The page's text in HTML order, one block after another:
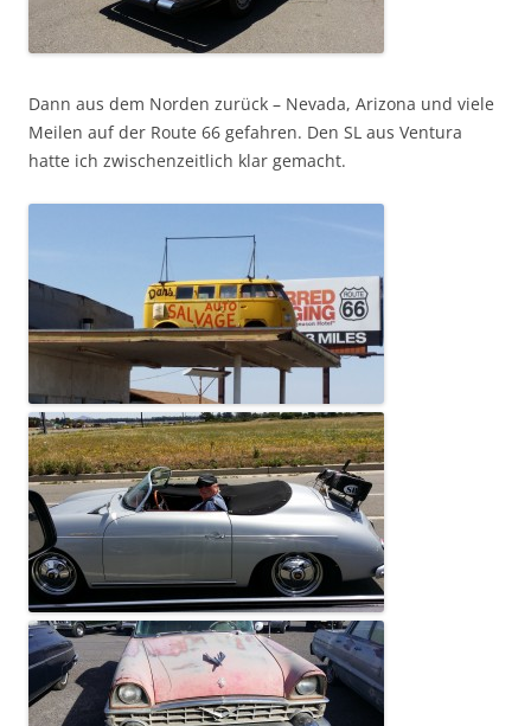
Dann aus dem Norden zurück – Nevada, Arizona und viele
Meilen auf der Route 66 gefahren. Den SL aus Ventura
hatte ich zwischenzeitlich klar gemacht.